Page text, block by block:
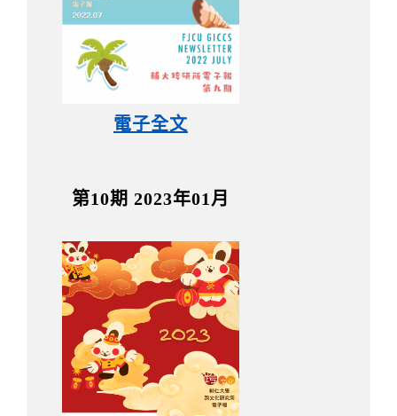
電子全文
第10期 2023年01月